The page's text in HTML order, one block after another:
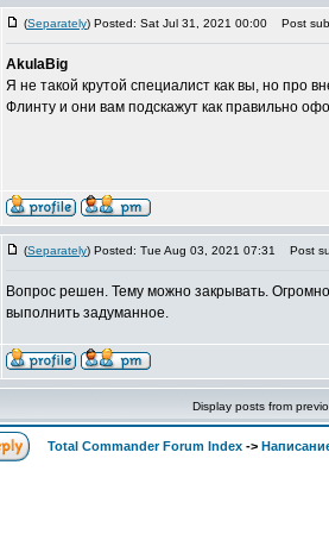
(Separately) Posted: Sat Jul 31, 2021 00:00 Post
AkulaBig
Я не такой крутой специалист как вы, но про
Флинту и они вам подскажут как правильно
(Separately) Posted: Tue Aug 03, 2021 07:31 Post
Вопрос решен. Тему можно закрывать.
выполнить задуманное.
Display posts from
Total Commander Forum Index ->